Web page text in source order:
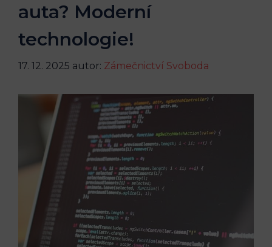
auta? Moderní
technologie!
17. 12. 2025 autor: Zámečnictví Svoboda